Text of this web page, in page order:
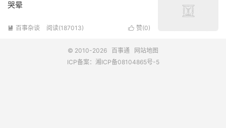
哭晕
 赞(0)
 百事杂谈 阅读(187013)
© 2010-2026 百事通
网站地图
ICP备案： 湘ICP备08104865号-5